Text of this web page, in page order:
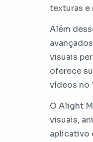
texturas e
Além
visuais
oferece
vídeos no
O Alight
visuais,
aplicativo